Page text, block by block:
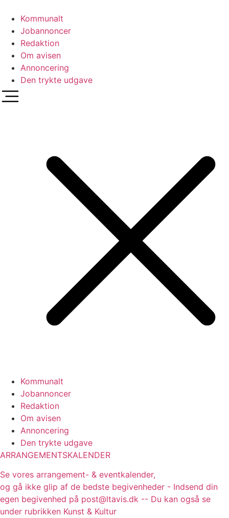
indhold
Kommunalt
Jobannoncer
Redaktion
Om avisen
Annoncering
Den trykte udgave
Kommunalt
Jobannoncer
Redaktion
Om avisen
Annoncering
Den trykte udgave
ARRANGEMENTSKALENDER
Se vores arrangement- & eventkalender,
og gå ikke glip af de bedste begivenheder - Indsend din
egen begivenhed på post@ltavis.dk -- Du kan også se
under rubrikken Kunst & Kultur